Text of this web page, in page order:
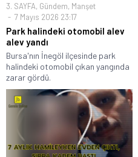
3. SAYFA, Gündem, Manşet
7 Mayıs 2026 23:17
Park halindeki otomobil alev
alev yandı
Bursa'nın İnegöl ilçesinde park
halindeki otomobil çıkan yangında
zarar gördü.